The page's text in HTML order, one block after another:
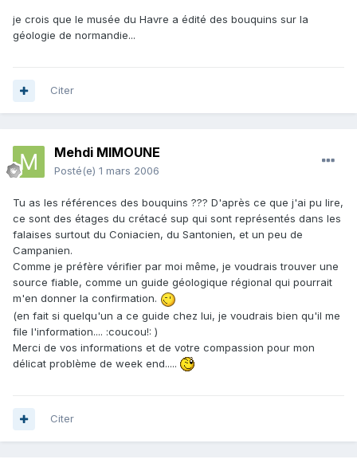
je crois que le musée du Havre a édité des bouquins sur la
géologie de normandie...
Citer
Mehdi MIMOUNE
Posté(e) 1 mars 2006
Tu as les références des bouquins ??? D'après ce que j'ai pu lire,
ce sont des étages du crétacé sup qui sont représentés dans les
falaises surtout du Coniacien, du Santonien, et un peu de
Campanien.
Comme je préfère vérifier par moi même, je voudrais trouver une
source fiable, comme un guide géologique régional qui pourrait
m'en donner la confirmation.
(en fait si quelqu'un a ce guide chez lui, je voudrais bien qu'il me
file l'information.... :coucou!: )
Merci de vos informations et de votre compassion pour mon
délicat problème de week end.....
Citer